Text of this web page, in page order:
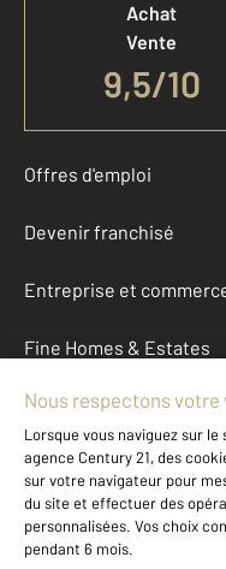
Achat
Vente
9,5/10
Offres d'emploi
Devenir franchisé
Entreprise et
Fine Homes & Estates
À propos
International
Nous contacter